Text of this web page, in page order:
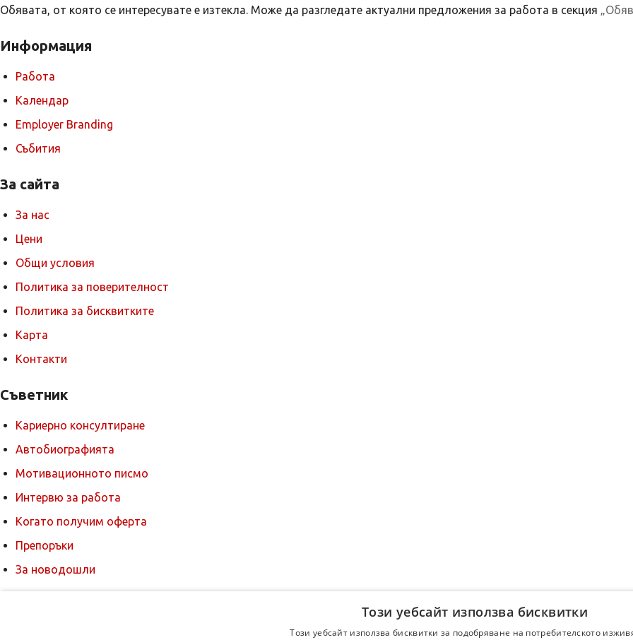
Обявата, от която се интересувате е изтекла. Може да разгледате актуални предложения за работа в секция
Информация
Работа
Календар
Employer Branding
Събития
За сайта
За нас
Цени
Общи условия
Политика за поверителност
Политика за бисквитките
Карта
Контакти
Съветник
Кариерно консултиране
Автобиографията
Мотивационното писмо
Интервю за работа
Когато получим оферта
Препоръки
За новодошли
Този уебсайт използва бисквитки
Този уебсайт използва бисквитки за подобряване на потребителското